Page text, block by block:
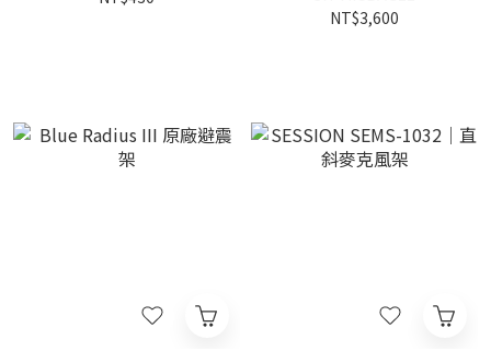
NT$3,600